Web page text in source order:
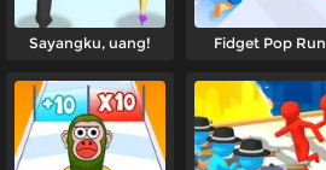
Sayangku, uang! Fidget Pop Run